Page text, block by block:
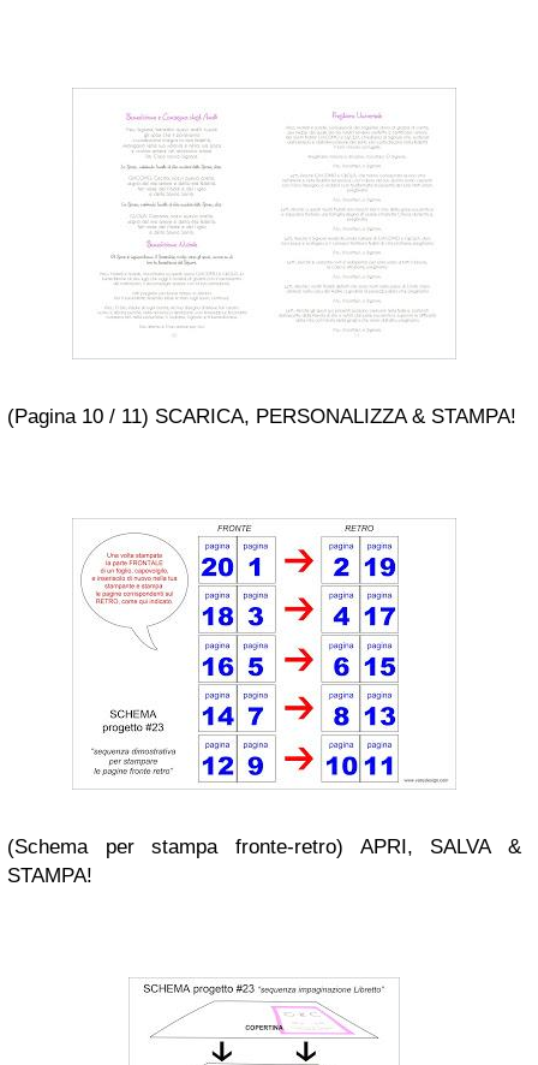
(Pagina 10 / 11) SCARICA, PERSONALIZZA & STAMPA!
(Schema per stampa fronte-retro) APRI, SALVA &
STAMPA!